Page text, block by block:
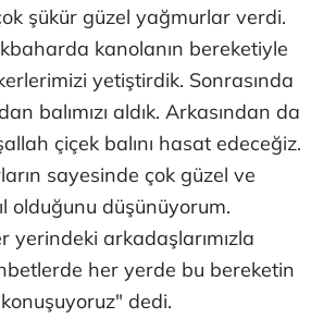
şükür güzel yağmurlar verdi.
kanolanın bereketiyle
yetiştirdik. Sonrasında
balımızı aldık. Arkasından da
çiçek balını hasat edeceğiz.
sayesinde çok güzel ve
olduğunu düşünüyorum.
yerindeki arkadaşlarımızla
her yerde bu bereketin
dedi.